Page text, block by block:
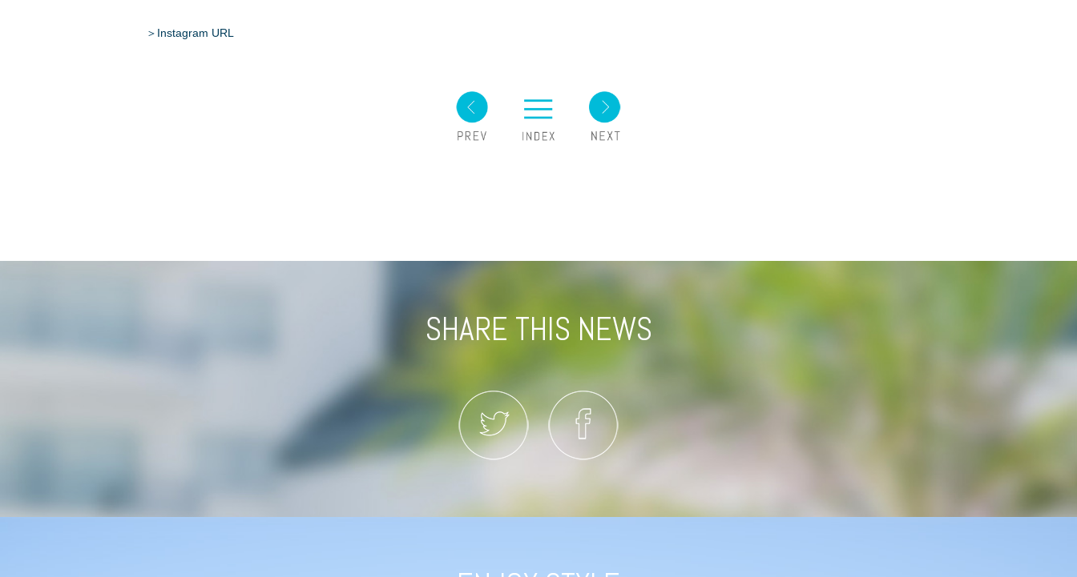
＞Instagram URL
SHARE THIS NEWS